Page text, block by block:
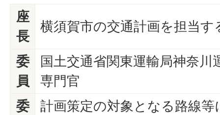
座
長
横須賀市の交通計画を担当す
委
員
国土交通省関東運輸局神奈川
専門官
委
計画策定の対象となる路線